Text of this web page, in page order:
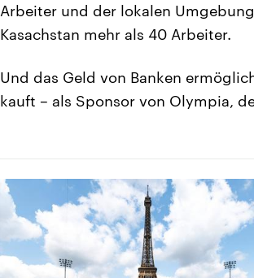
Arbeiter und der lokalen
Kasachstan mehr als 40 Arbeiter.
Und das Geld von Banken
kauft – als Sponsor von Olympia,